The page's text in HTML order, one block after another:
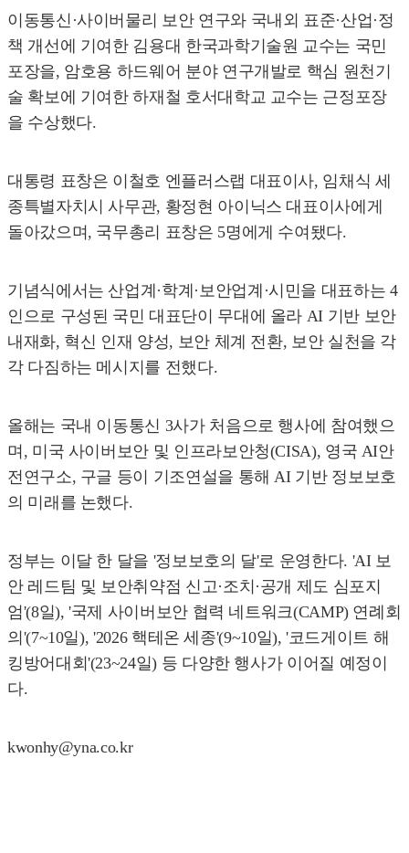
이동통신·사이버물리 보안 연구와 국내외 표준·산업·정
책 개선에 기여한 김용대 한국과학기술원 교수는 국민
포장을, 암호용 하드웨어 분야 연구개발로 핵심 원천기
술 확보에 기여한 하재철 호서대학교 교수는 근정포장
을 수상했다.
대통령 표창은 이철호 엔플러스랩 대표이사, 임채식 세
종특별자치시 사무관, 황정현 아이닉스 대표이사에게
돌아갔으며, 국무총리 표창은 5명에게 수여됐다.
기념식에서는 산업계·학계·보안업계·시민을 대표하는 4
인으로 구성된 국민 대표단이 무대에 올라 AI 기반 보안
내재화, 혁신 인재 양성, 보안 체계 전환, 보안 실천을 각
각 다짐하는 메시지를 전했다.
올해는 국내 이동통신 3사가 처음으로 행사에 참여했으
며, 미국 사이버보안 및 인프라보안청(CISA), 영국 AI안
전연구소, 구글 등이 기조연설을 통해 AI 기반 정보보호
의 미래를 논했다.
정부는 이달 한 달을 '정보보호의 달'로 운영한다. 'AI 보
안 레드팀 및 보안취약점 신고·조치·공개 제도 심포지
엄'(8일), '국제 사이버보안 협력 네트워크(CAMP) 연례회
의'(7~10일), '2026 핵테온 세종'(9~10일), '코드게이트 해
킹방어대회'(23~24일) 등 다양한 행사가 이어질 예정이
다.
kwonhy@yna.co.kr